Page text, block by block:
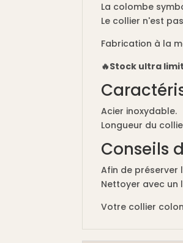
La colombe
Le collier n'est
Fabrication à la
🔥Stock ultra
Acier inoxydable.
Longueur du
Conseils
Afin de
Nettoyer avec un
Votre collier